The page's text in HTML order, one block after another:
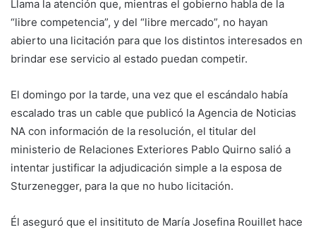
Llama la atención que, mientras el gobierno habla de la
“libre competencia”, y del “libre mercado”, no hayan
abierto una licitación para que los distintos interesados en
brindar ese servicio al estado puedan competir.
El domingo por la tarde, una vez que el escándalo había
escalado tras un cable que publicó la Agencia de Noticias
NA con información de la resolución, el titular del
ministerio de Relaciones Exteriores Pablo Quirno salió a
intentar justificar la adjudicación simple a la esposa de
Sturzenegger, para la que no hubo licitación.
Él aseguró que el insitituto de María Josefina Rouillet hace